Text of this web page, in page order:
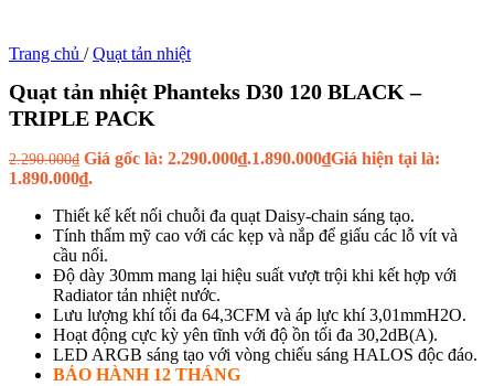
Trang chủ / Quạt tản nhiệt
Quạt tản nhiệt Phanteks D30 120 BLACK –
TRIPLE PACK
2.290.000₫ Giá gốc là: 2.290.000₫.1.890.000₫Giá hiện tại là:
1.890.000₫.
Thiết kế kết nối chuỗi đa quạt Daisy-chain sáng tạo.
Tính thẩm mỹ cao với các kẹp và nắp để giấu các lỗ vít và
cầu nối.
Độ dày 30mm mang lại hiệu suất vượt trội khi kết hợp với
Radiator tản nhiệt nước.
Lưu lượng khí tối đa 64,3CFM và áp lực khí 3,01mmH2O.
Hoạt động cực kỳ yên tĩnh với độ ồn tối đa 30,2dB(A).
LED ARGB sáng tạo với vòng chiếu sáng HALOS độc đáo.
BẢO HÀNH 12 THÁNG